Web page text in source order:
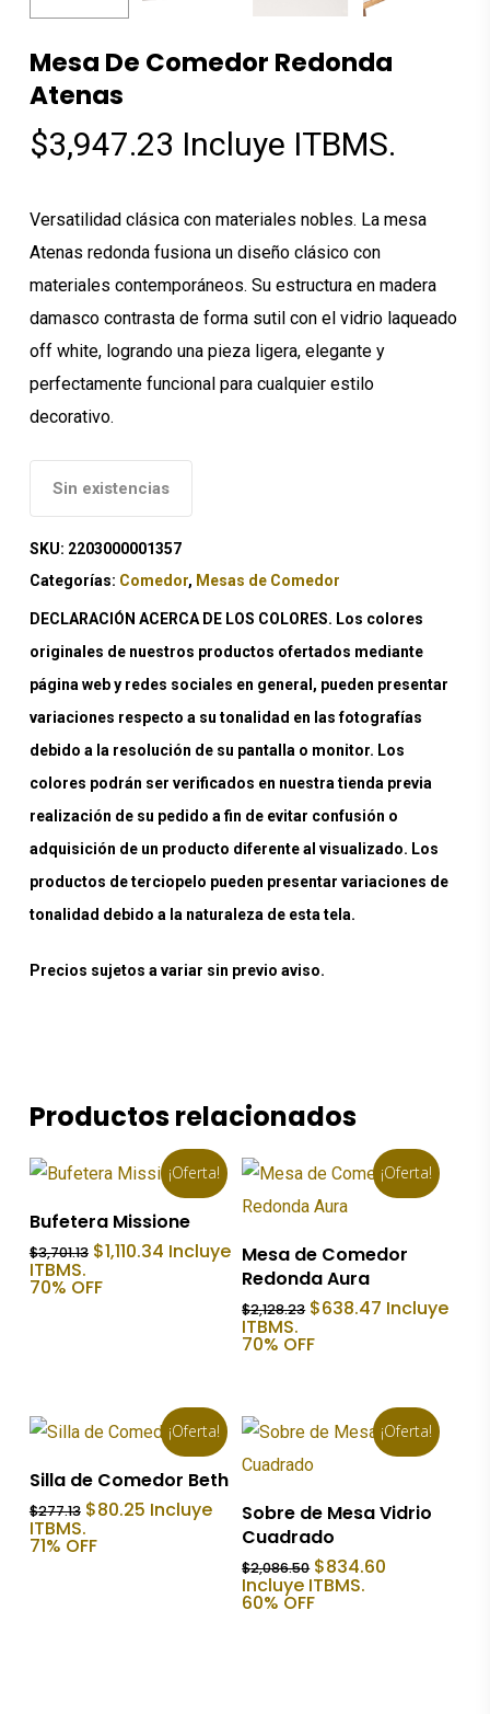
Mesa De Comedor Redonda
Atenas
$3,947.23 Incluye ITBMS.
Versatilidad clásica con materiales nobles. La mesa
Atenas redonda fusiona un diseño clásico con
materiales contemporáneos. Su estructura en madera
damasco contrasta de forma sutil con el vidrio laqueado
off white, logrando una pieza ligera, elegante y
perfectamente funcional para cualquier estilo
decorativo.
Sin existencias
SKU: 2203000001357
Categorías: Comedor, Mesas de Comedor
DECLARACIÓN ACERCA DE LOS COLORES. Los colores
originales de nuestros productos ofertados mediante
página web y redes sociales en general, pueden presentar
variaciones respecto a su tonalidad en las fotografías
debido a la resolución de su pantalla o monitor. Los
colores podrán ser verificados en nuestra tienda previa
realización de su pedido a fin de evitar confusión o
adquisición de un producto diferente al visualizado. Los
productos de terciopelo pueden presentar variaciones de
tonalidad debido a la naturaleza de esta tela.
Precios sujetos a variar sin previo aviso.
Productos relacionados
¡Oferta!
Añadir Al Carrito
Bufetera Missione
$3,701.13 El
precio
original
$1,110.34El
precio
Incluye
ITBMS.
70% OFF
¡Oferta!
Añadir Al Carrito
Mesa de Comedor
Redonda Aura
$2,128.23 El
original
$638.47 El
precio
Incluye
ITBMS.
70% OFF
¡Oferta!
Añadir Al Carrito
Silla de Comedor Beth
$277.13 El
precio
original
$80.25El
precio
Incluye
ITBMS.
71% OFF
¡Oferta!
Añadir Al Carrito
Sobre de Mesa Vidrio
Cuadrado
$2,086.50 El
precio
original
$834.60
Incluye ITBMS.
60% OFF